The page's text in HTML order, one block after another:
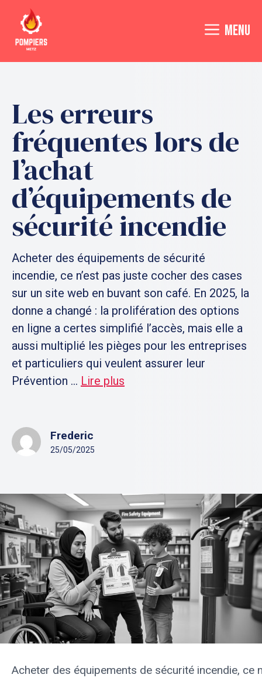
contenu
MENU
Les erreurs
fréquentes lors de
l’achat
d’équipements de
sécurité incendie
Acheter des équipements de sécurité
incendie, ce n’est pas juste cocher des cases
sur un site web en buvant son café. En 2025, la
donne a changé : la prolifération des options
en ligne a certes simplifié l’accès, mais elle a
aussi multiplié les pièges pour les entreprises
et particuliers qui veulent assurer leur
Prévention ... Lire plus
Frederic
25/05/2025
Acheter des équipements de sécurité incendie, ce